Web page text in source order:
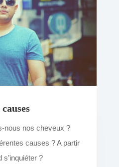
nous nos cheveux ?
causes ? A partir
s’inquiéter ?